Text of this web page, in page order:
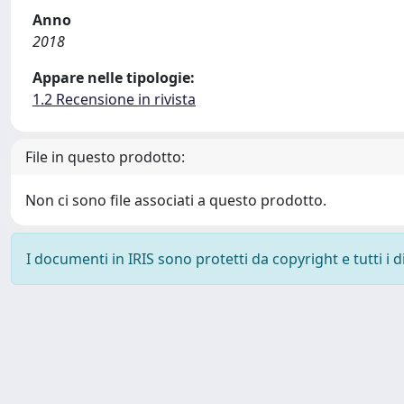
Anno
2018
Appare nelle tipologie:
1.2 Recensione in rivista
File in questo prodotto:
Non ci sono file associati a questo prodotto.
I documenti in IRIS sono protetti da copyright e tutti i